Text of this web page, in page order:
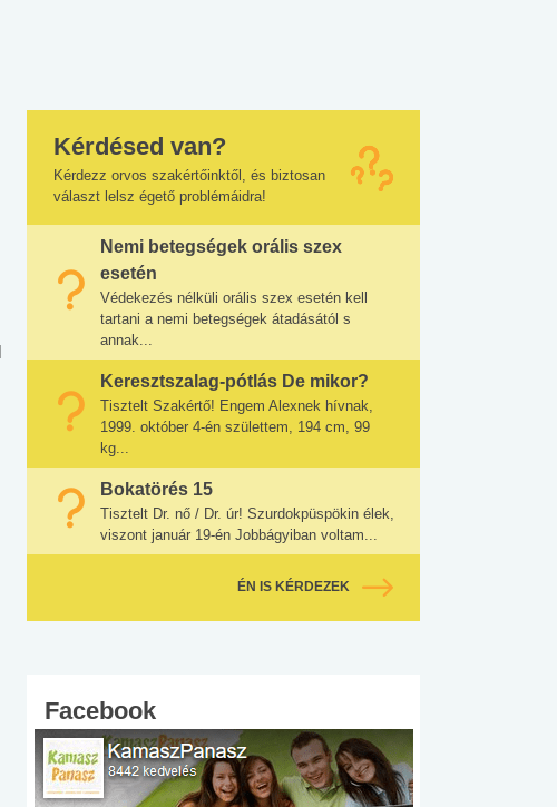
Kérdésed van?
Kérdezz orvos szakértőinktől, és biztosan
választ lelsz égető problémáidra!
Nemi betegségek orális szex
esetén
Védekezés nélküli orális szex esetén kell
tartani a nemi betegségek átadásától s
annak...
Keresztszalag-pótlás De mikor?
Tisztelt Szakértő! Engem Alexnek hívnak,
1999. október 4-én születtem, 194 cm, 99
kg...
Bokatörés 15
Tisztelt Dr. nő / Dr. úr! Szurdokpüspökin élek,
viszont január 19-én Jobbágyiban voltam...
ÉN IS KÉRDEZEK
Facebook